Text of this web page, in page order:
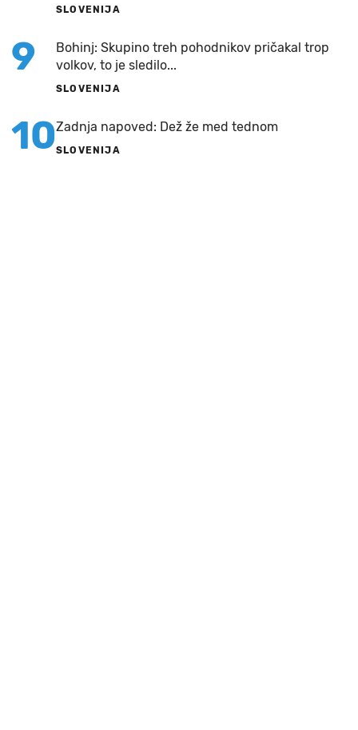
SLOVENIJA
9
Bohinj: Skupino treh pohodnikov pričakal trop
volkov, to je sledilo...
SLOVENIJA
10Zadnja napoved: Dež že med tednom
SLOVENIJA